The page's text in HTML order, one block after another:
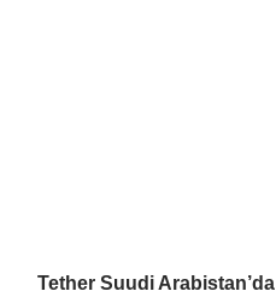
Tether Suudi Arabistan’da